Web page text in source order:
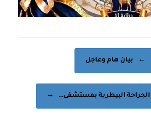
← بيان هام وعاجل
الجراحة البيطرية بمستشفى… →